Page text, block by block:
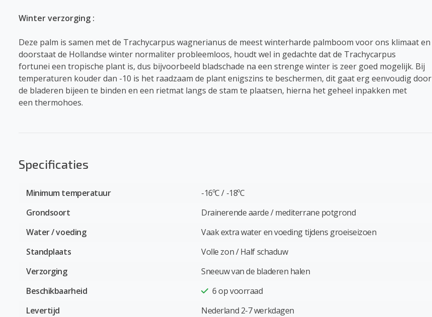
Winter verzorging :
Deze palm is samen met de Trachycarpus wagnerianus de meest winterharde palmboom voor ons klimaat en
doorstaat de Hollandse winter normaliter probleemloos, houdt wel in gedachte dat de Trachycarpus
fortunei een tropische plant is, dus bijvoorbeeld bladschade na een strenge winter is zeer goed mogelijk. Bij
temperaturen kouder dan -10 is het raadzaam de plant enigszins te beschermen, dit gaat erg eenvoudig door
de bladeren bijeen te binden en een rietmat langs de stam te plaatsen, hierna het geheel inpakken met
een thermohoes.
Specificaties
Minimum temperatuur
-16ºC / -18ºC
Grondsoort
Drainerende aarde / mediterrane potgrond
Water / voeding
Vaak extra water en voeding tijdens groeiseizoen
Standplaats
Volle zon / Half schaduw
Verzorging
Sneeuw van de bladeren halen
Beschikbaarheid
6op voorraad
Levertijd
Nederland 2-7 werkdagen